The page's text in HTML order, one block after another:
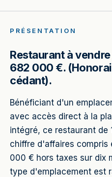
PRÉSENTATION
Restaurant à
682 000 €.
cédant).
Bénéficiant d'un
avec accès direct à la
intégré, ce restaurant de
chiffre d'affaires
000 € hors taxes sur dix
type d'emplacement est